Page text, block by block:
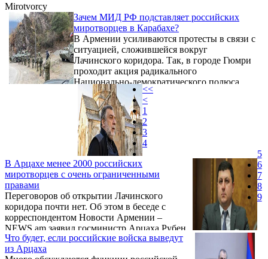
Mirotvorcy
Зачем МИД РФ подставляет российских
миротворцев в Карабахе?
В Армении усиливаются протесты в связи с
ситуацией, сложившейся вокруг
Лачинского коридора. Так, в городе Гюмри
проходит акция радикального
Национально-демократического полюса
"Бевер". Его сторонники намерены
окружить (блокировать) 102-ю российскую
военную базу в знак протеста против
бездействия РФ в вопросе Лачинского
коридора. "Мы здесь, чтобы предъявить
российскому государству наше единое
требование - чтобы РФ в лице своей армии
выполнила свои обязательства… Если
Россия не может или не хочет обеспечить ...
В Арцахе менее 2000 российских
миротворцев c очень ограниченными
правами
Переговоров об открытии Лачинского
коридора почти нет. Об этом в беседе с
корреспондентом Новости Армении –
NEWS.am заявил госминистр Арцаха Рубен
Варданян.
Что будет, если российские войска выведут
из Арцаха
<<
<
1
2
3
4
5
6
7
8
9